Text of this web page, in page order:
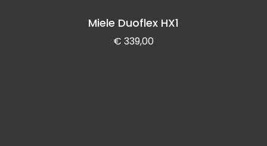
Miele Duoflex HX1
€ 339,00